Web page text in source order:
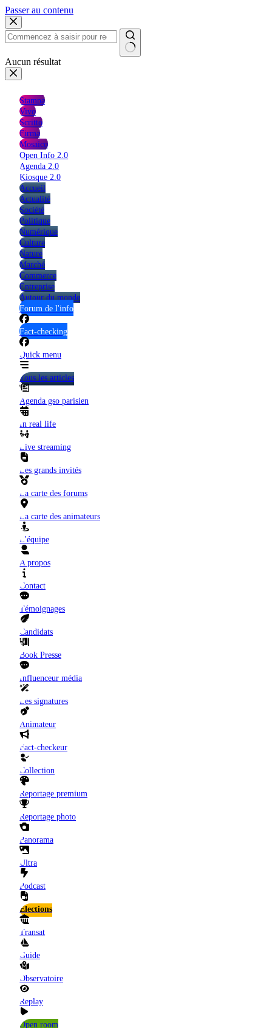
Passer au contenu
Aucun résultat
Stampa
Vivo
Scritto
Firma
Mosaico
Open Info 2.0
Agenda 2.0
Kiosque 2.0
Accueil
Actualité
Société
Politique
Numérique
Culture
Nature
Marché
Commerce
Entreprise
Autour du monde
Forum de l'info
Fact-checking
Quick menu
Tous les articles
Agenda gso parisien
In real life
Live streaming
Les grands invités
La carte des forums
La carte des animateurs
L'équipe
A propos
Contact
Témoignages
Candidats
Book Presse
Influenceur média
Les signatures
Animateur
Fact-checkeur
Collection
Reportage premium
Reportage photo
Panorama
Ultra
Podcast
Elections
Transat
Guide
Observatoire
Replay
Open room